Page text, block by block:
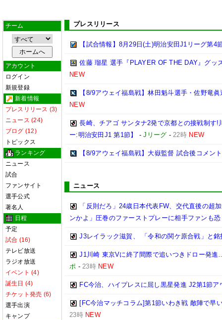
チーム
アカウント
ログイン
新規登録
新着情報
プレスリリース (3)
ニュース (24)
ブログ (12)
トピックス
ランキング
ニュース
試合
ファンサイト
選手公式
著名人
日程
予定
試合 (16)
テレビ放送
ラジオ放送
イベント (4)
誕生日 (4)
チケット発売 (6)
選手出演
キャンプ
プレスリリース
【試合情報】8月29日(土)明治安田J1リーグ第4
佐藤 瑠星 選手『PLAYER OF THE DAY』グッ
NEW
【8/9アウェイ福島戦】林田魁斗選手・佐野竜
NEW
長崎、チアゴ サンタナ2発で京都との接戦制す
ー:明治安田J1 第1節】
-Jリーグ -22時 NEW
【8/9アウェイ福島戦】大嶽監督 試合後コメント
ニュース
「反則だろ」24歳日本代表FW、交代直後の
ンかよ」圧巻のファーストプレーに相手ファンも恐
J3レイラック滋賀、 「令和の関ケ原合戦」と
J1川崎 東京Vに終了間際で追いつきドロー発
ポ -23時 NEW
FC今治、ハイプレスに屈し黒星発進 J2第1節
[FC今治マッチコラム]第1節いわき戦 敵陣で早
23時 NEW